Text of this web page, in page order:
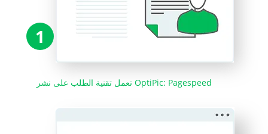
1
تعمل تقنية الطلب على نشر OptiPic: Pagespeed